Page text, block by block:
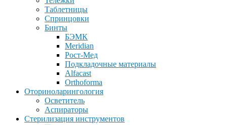
Таблетницы
Спринцовки
Бинты
БЭМК
Meridian
Рост-Мед
Подкладочные материалы
Alfacast
Orthoforma
Оториноларингология
Осветитель
Аспираторы
Стерилизация инструментов